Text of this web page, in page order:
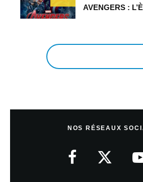
AVENGERS :
NOS RÉSEAUX